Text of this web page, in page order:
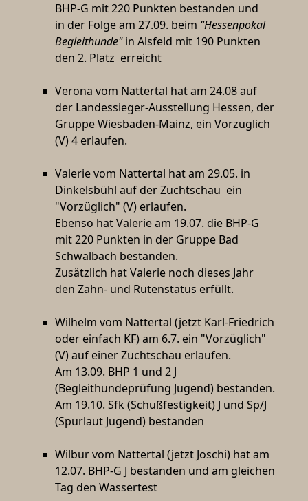
BHP-G mit 220 Punkten bestanden und
in der Folge am 27.09. beim "Hessenpokal
Begleithunde"in Alsfeld mit 190 Punkten
den 2. Platz erreicht
Verona vom Nattertal hat am 24.08 auf
der Landessieger-Ausstellung Hessen, der
Gruppe Wiesbaden-Mainz, ein Vorzüglich
(V) 4 erlaufen.
Valerie vom Nattertal hat am 29.05. in
Dinkelsbühl auf der Zuchtschau ein
"Vorzüglich" (V) erlaufen.
Ebenso hat Valerie am 19.07. die BHP-G
mit 220 Punkten in der Gruppe Bad
Schwalbach bestanden.
Zusätzlich hat Valerie noch dieses Jahr
den Zahn- und Rutenstatus erfüllt.
Wilhelm vom Nattertal (jetzt Karl-Friedrich
oder einfach KF) am 6.7. ein "Vorzüglich"
(V) auf einer Zuchtschau erlaufen.
Am 13.09. BHP 1 und 2 J
(Begleithundeprüfung Jugend) bestanden.
Am 19.10. Sfk (Schußfestigkeit) J und Sp/J
(Spurlaut Jugend) bestanden
Wilbur vom Nattertal (jetzt Joschi) hat am
12.07. BHP-G J bestanden und am gleichen
Tag den Wassertest